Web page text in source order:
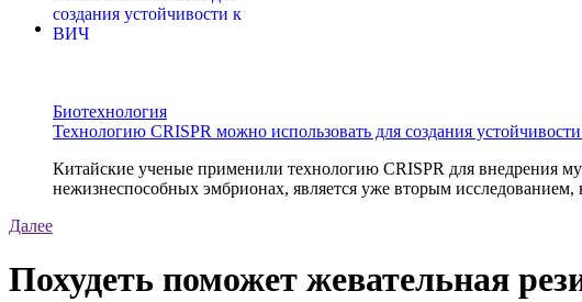
Биотехнология
Технологию CRISPR можно использовать для создания
Китайские ученые применили технологию CRISPR для внедрения
нежизнеспособных эмбрионах, является уже вторым исследованием,
Далее
Похудеть поможет жевательная